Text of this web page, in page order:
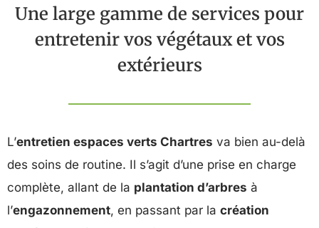
Une large gamme de services pour
entretenir vos végétaux et vos
extérieurs
L’entretien espaces verts Chartres va bien au-delà
des soins de routine. Il s’agit d’une prise en charge
complète, allant de la plantation d’arbres à
l’engazonnement, en passant par la création